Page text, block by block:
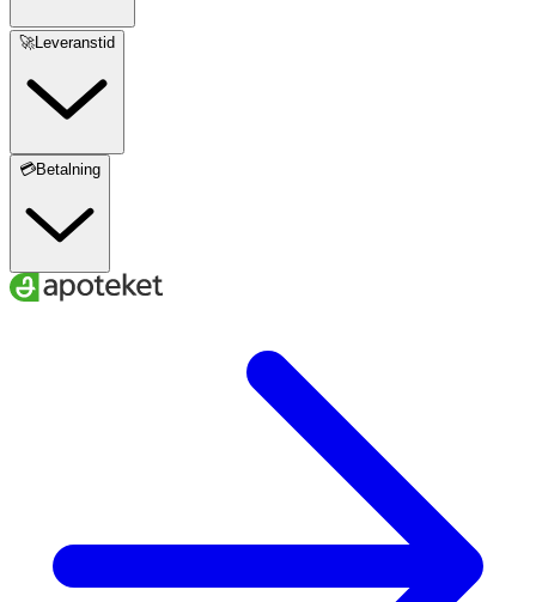
🚀Leveranstid
💳Betalning